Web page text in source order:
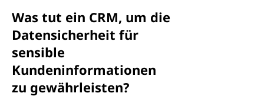
Was tut ein CRM, um die
Datensicherheit für
sensible
Kundeninformationen
zu gewährleisten?